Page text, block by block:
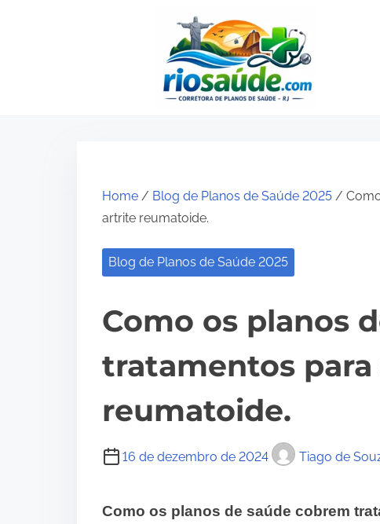
Home / Blog de Planos de Saúde 2025 /
artrite reumatoide.
Blog de Planos de Saúde 2025
Como os planos
tratamentos
reumatoide.
16 de dezembro de 2024 Tiago de
Como os planos de saúde cobrem